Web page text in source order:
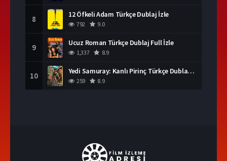
8 12 Öfkeli Adam Türkçe Dublaj İzle
792 9.0
9 Ucuz Roman Türkçe Dublaj Full İzle
1,337 8.9
10 Yedi Samuray: Kanlı Pirinç Türkçe Dublaj İzle
259 8.9